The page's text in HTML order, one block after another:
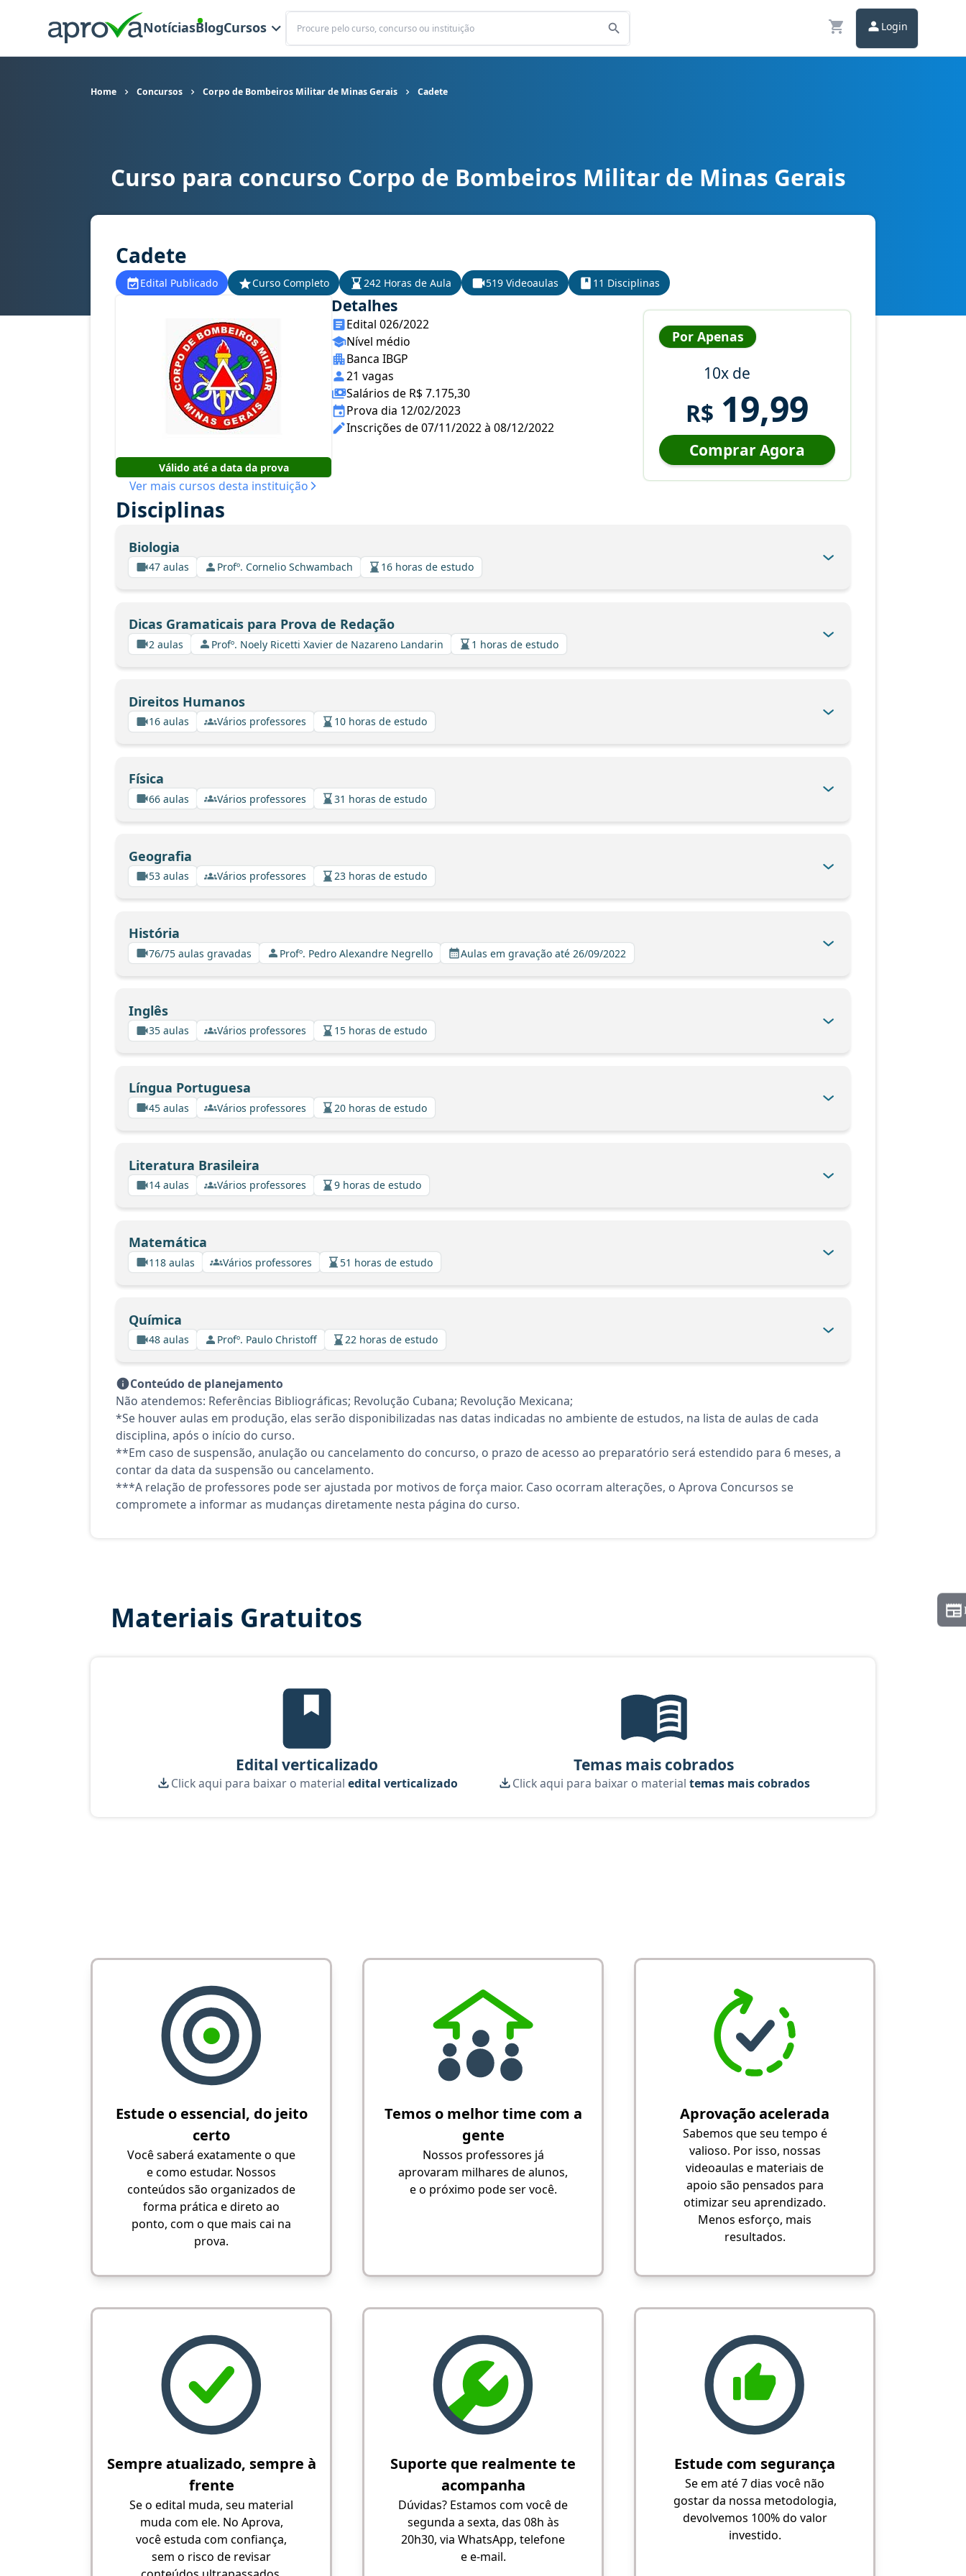
NotíciasBlogCursos
Buscar
Login
Home Concursos Corpo de Bombeiros Militar de Minas Gerais Cadete
Curso para concurso CBM MG - Corpo de Bombeiros Militar de Minas Gerais cargo Cadete
Curso para concurso Corpo de Bombeiros Militar de Minas Gerais
Cadete
Edital Publicado Curso Completo 242 Horas de Aula 519 Videoaulas 11 Disciplinas
Válido até a data da prova
Ver mais cursos desta instituição
Detalhes
Edital 026/2022
Nível médio
Banca IBGP
21 vagas
Salários de R$ 7.175,30
Prova dia 12/02/2023
Inscrições de 07/11/2022 à 08/12/2022
Por Apenas
10x de
R$ 19,99
Comprar Agora
Disciplinas
Biologia
47 aulas Profº. Cornelio Schwambach 16 horas de estudo
Dicas Gramaticais para Prova de Redação
2 aulas Profº. Noely Ricetti Xavier de Nazareno Landarin 1 horas de estudo
Direitos Humanos
16 aulas Vários professores 10 horas de estudo
Física
66 aulas Vários professores 31 horas de estudo
Geografia
53 aulas Vários professores 23 horas de estudo
História
76/75 aulas gravadas Profº. Pedro Alexandre Negrello Aulas em gravação até 26/09/2022
Inglês
35 aulas Vários professores 15 horas de estudo
Língua Portuguesa
45 aulas Vários professores 20 horas de estudo
Literatura Brasileira
14 aulas Vários professores 9 horas de estudo
Matemática
118 aulas Vários professores 51 horas de estudo
Química
48 aulas Profº. Paulo Christoff 22 horas de estudo
Conteúdo de planejamento
Não atendemos: Referências Bibliográficas; Revolução Cubana; Revolução Mexicana;
*Se houver aulas em produção, elas serão disponibilizadas nas datas indicadas no ambiente de estudos, na lista de aulas de cada
disciplina, após o início do curso.
**Em caso de suspensão, anulação ou cancelamento do concurso, o prazo de acesso ao preparatório será estendido para 6 meses, a
contar da data da suspensão ou cancelamento.
***A relação de professores pode ser ajustada por motivos de força maior. Caso ocorram alterações, o Aprova Concursos se
compromete a informar as mudanças diretamente nesta página do curso.
Materiais Gratuitos
Edital Verticalizado, material gratuito do Aprova Concursos para o curso Cadete
Edital verticalizado
Click aqui para baixar o material edital verticalizado
Temas mais cobrados
Click aqui para baixar o materialtemas mais cobrados
Estude o essencial, do jeito
certo
Você saberá exatamente o que
e como estudar. Nossos
conteúdos são organizados de
forma prática e direto ao
ponto, com o que mais cai na
prova.
Temos o melhor time com a
gente
Nossos professores já
aprovaram milhares de alunos,
e o próximo pode ser você.
Aprovação acelerada
Sabemos que seu tempo é
valioso. Por isso, nossas
videoaulas e materiais de
apoio são pensados para
otimizar seu aprendizado.
Menos esforço, mais
resultados.
Sempre atualizado, sempre à
frente
Se o edital muda, seu material
muda com ele. No Aprova,
você estuda com confiança,
sem o risco de revisar
Suporte que realmente te
acompanha
Dúvidas? Estamos com você de
segunda a sexta, das 08h às
20h30, via WhatsApp, telefone
e e-mail.
Estude com segurança
Se em até 7 dias você não
gostar da nossa metodologia,
devolvemos 100% do valor
investido.